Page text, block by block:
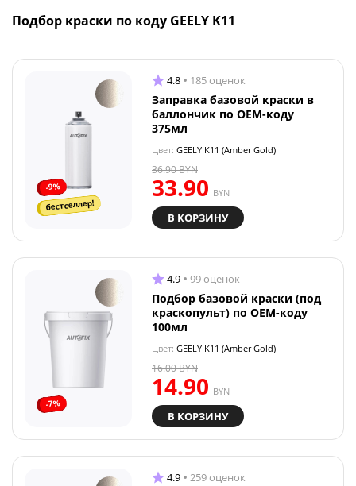
Подбор краски по коду GEELY K11
-9%
бестселлер!
4.8 185 оценок
Заправка базовой краски в
баллончик по OEM-коду
375мл
Цвет: GEELY K11 (Amber Gold)
33.90 BYN
36.90BYN
В КОРЗИНУ
-7%
4.9 99 оценок
Подбор базовой краски (под
краскопульт) по OEM-коду
100мл
Цвет: GEELY K11 (Amber Gold)
14.90 BYN
16.00BYN
В КОРЗИНУ
4.9 259 оценок